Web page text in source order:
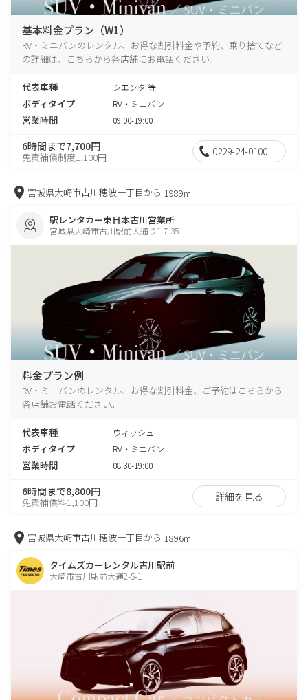
基本料金プラン（W1）
RV・ミニバンのレンタル、お得な割引料金や予約、乗り捨てなど
の詳細は、こちらから各店舗にお電話ください。
代表車種 シエンタ 等
ボディタイプ RV・ミニバン
営業時間 09:00-19:00
6時間まで7,700円
免責補償制度1,100円 0229-24-0100
宮城県大崎市古川穂波一丁目から 1989m
駅レンタカー東日本古川営業所
宮城県大崎市古川駅前大通り1-7-35
料金プラン例
RV・ミニバンのレンタル、お得な割引料金、ご予約はこちらから
各店舗お電話ください。
代表車種 ウィッシュ
ボディタイプ RV・ミニバン
営業時間 08:30-19:00
6時間まで8,800円
免責補償料1,100円 詳細を見る
宮城県大崎市古川穂波一丁目から 1896m
タイムズカーレンタル古川駅前
大崎市古川駅前大通2-5-1